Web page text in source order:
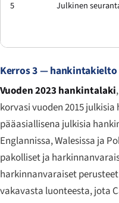
5 Julkinen
Kerros 3 — hankintakielto
Vuoden 2023 hankintalaki
korvasi vuoden 2015
pääasiallisena julkisia
Englannissa, Walesissa ja
pakolliset ja
harkinnanvaraiset
vakavasta luonteesta, jota